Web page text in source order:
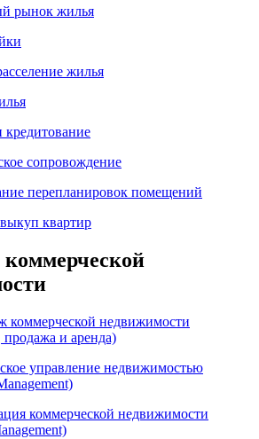
рынок жилья
жилья
кредитование
сопровождение
перепланировок помещений
квартир
коммерческой
коммерческой недвижимости
и аренда)
управление недвижимостью
коммерческой недвижимости